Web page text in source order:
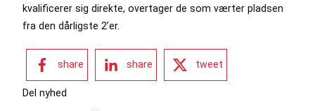
kvalificerer sig direkte, overtager de som værter pladsen
fra den dårligste 2’er.
share share tweet
Del nyhed